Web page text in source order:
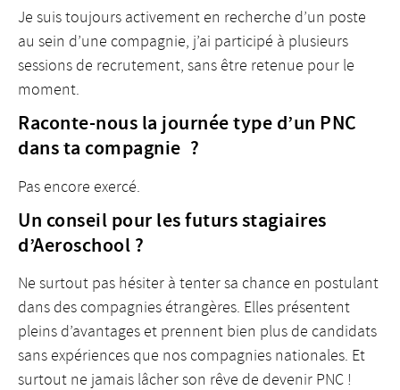
Je suis toujours activement en recherche d’un poste
au sein d’une compagnie, j’ai participé à plusieurs
sessions de recrutement, sans être retenue pour le
moment.
Raconte-nous la journée type d’un PNC
dans ta compagnie ?
Pas encore exercé.
Un conseil pour les futurs stagiaires
d’Aeroschool ?
Ne surtout pas hésiter à tenter sa chance en postulant
dans des compagnies étrangères. Elles présentent
pleins d’avantages et prennent bien plus de candidats
sans expériences que nos compagnies nationales. Et
surtout ne jamais lâcher son rêve de devenir PNC !